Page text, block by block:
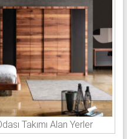
Takımı Alan Yerler